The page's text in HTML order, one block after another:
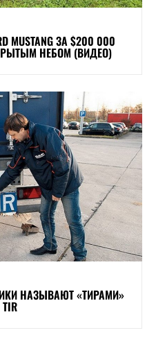
MUSTANG ЗА $200 000
НЕБОМ (ВИДЕО)
НАЗЫВАЮТ «ТИРАМИ»